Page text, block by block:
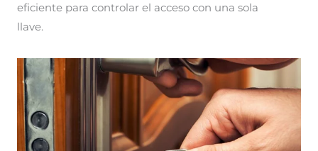
eficiente para controlar el acceso con una sola
llave.